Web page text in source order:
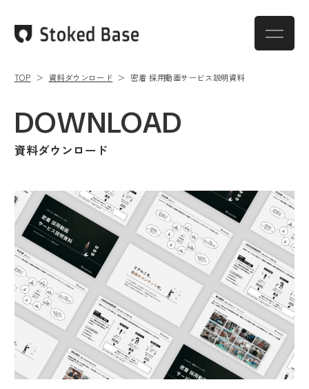
TOP 資料ダウンロード 密着 採用動画サービス説明資料
DOWNLOAD
資料ダウンロード